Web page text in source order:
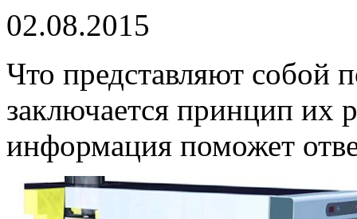
02.08.2015
Что представляют собой
заключается принцип их
информация поможет